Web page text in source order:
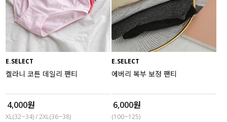
E.SELECT
켈라니 코튼 데일리 팬티
4,000원
XL(32~34) / 2XL(36~38)
E.SELECT
에버리 복부 보정 팬티
6,000원
(100~125)